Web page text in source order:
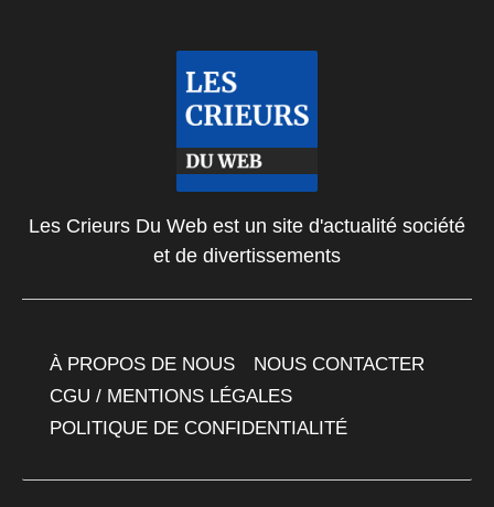
Les Crieurs Du Web est un site d'actualité société
et de divertissements
À PROPOS DE NOUS
NOUS CONTACTER
CGU / MENTIONS LÉGALES
POLITIQUE DE CONFIDENTIALITÉ